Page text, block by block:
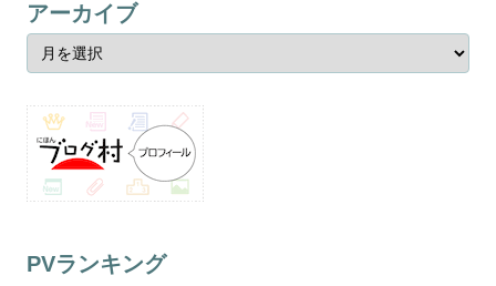
アーカイブ
PVランキング